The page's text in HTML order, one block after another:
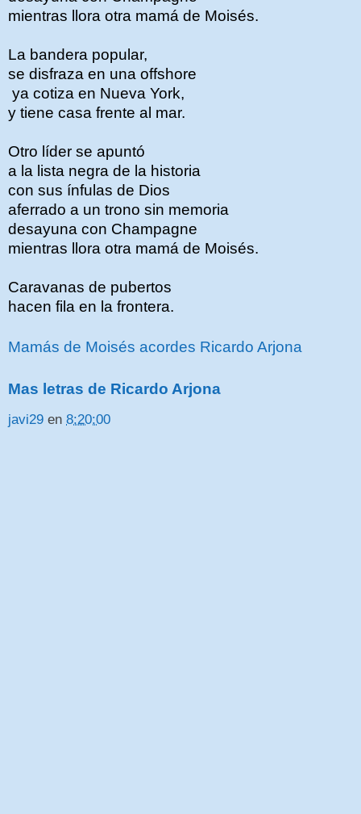
mientras llora otra mamá de Moisés.
La bandera popular,
se disfraza en una offshore
ya cotiza en Nueva York,
y tiene casa frente al mar.
Otro líder se apuntó
a la lista negra de la historia
con sus ínfulas de Dios
aferrado a un trono sin memoria
desayuna con Champagne
mientras llora otra mamá de Moisés.
Caravanas de pubertos
hacen fila en la frontera.
Mamás de Moisés acordes Ricardo Arjona
Mas letras de Ricardo Arjona
javi29 en 8:20:00